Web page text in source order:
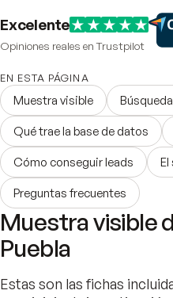
Excelente
Opiniones reales en Trustpilot
EN ESTA PÁGINA
Muestra visible
Qué trae la base de datos
Cómo conseguir leads
Preguntas frecuentes
Muestra visible
Puebla
Estas son las fichas